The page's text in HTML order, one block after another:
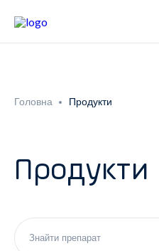
Новини
Неврологія
Фармаконагляд
Головна Продукти
Продукти